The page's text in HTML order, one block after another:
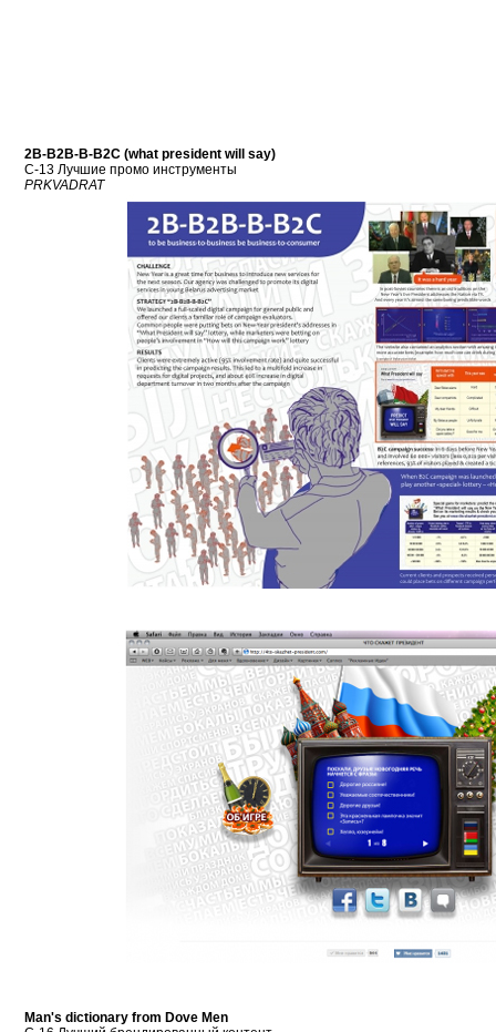
2B-B2B-B-B2C (what president will say)
C-13 Лучшие промо инструменты
PRKVADRAT
Man's dictionary from Dove Men